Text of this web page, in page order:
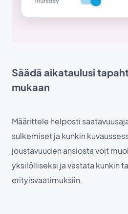
Säädä aikataulusi
mukaan
Määrittele helposti
sulkemiset ja kunkin
joustavuuden ansiosta voit
yksilölliseksi ja vastata kunkin
erityisvaatimuksiin.